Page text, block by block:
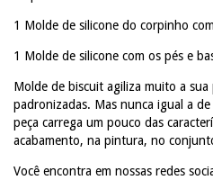
1 Molde de silicone do corpinho
1 Molde de silicone com os pés e
Molde de biscuit agiliza muito a sua
padronizadas. Mas nunca igual a
peça carrega um pouco das
acabamento, na pintura, no
Você encontra em nossas redes